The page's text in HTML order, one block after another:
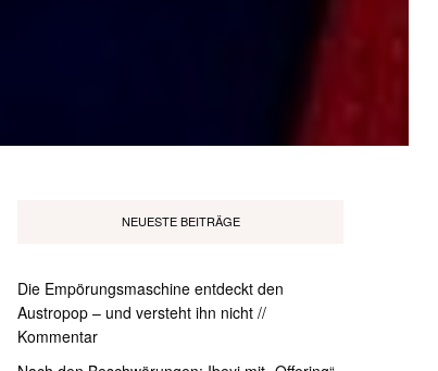
NEUESTE BEITRÄGE
Die Empörungsmaschine entdeckt den
Austropop – und versteht ihn nicht //
Kommentar